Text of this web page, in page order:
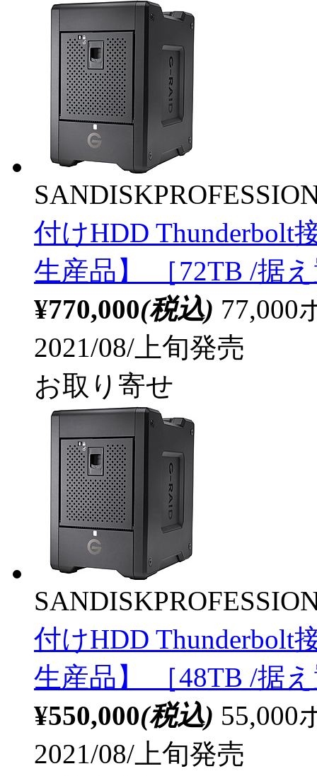
付けHDD Thunderbolt
生産品】 ［72TB /据
¥770,000(税込) 77,000
2021/08/上旬発売
お取り寄せ
付けHDD Thunderbolt
生産品】 ［48TB /据
¥550,000(税込) 55,000
2021/08/上旬発売